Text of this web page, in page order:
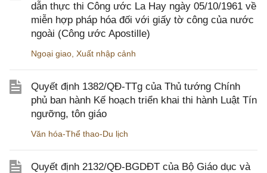
dẫn thực thi Công ước La Hay ngày 05/10/1961 về
miễn hợp pháp hóa đối với giấy tờ công của nước
ngoài (Công ước Apostille)
Ngoại giao Xuất nhập cảnh
Quyết định 1382/QĐ-TTg của Thủ tướng Chính
phủ ban hành Kế hoạch triển khai thi hành Luật Tín
ngưỡng, tôn giáo
Văn hóa-Thể thao-Du lịch
Quyết định 2132/QĐ-BGDĐT của Bộ Giáo dục và